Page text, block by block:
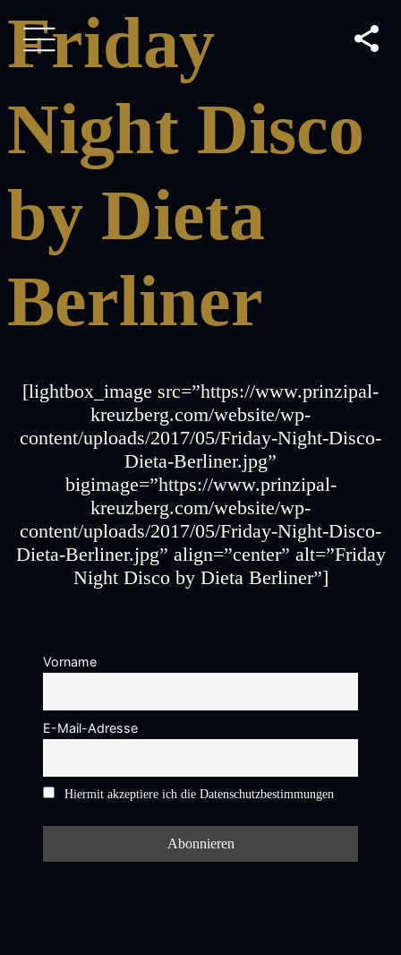
Friday
Night Disco
by Dieta
Berliner
[lightbox_image src=”https://www.prinzipal-
kreuzberg.com/website/wp-
content/uploads/2017/05/Friday-Night-Disco-
Dieta-Berliner.jpg”
bigimage=”https://www.prinzipal-
kreuzberg.com/website/wp-
content/uploads/2017/05/Friday-Night-Disco-
Dieta-Berliner.jpg” align=”center” alt=”Friday
Night Disco by Dieta Berliner”]
Vorname
E-Mail-Adresse
Hiermit akzeptiere ich die Datenschutzbestimmungen